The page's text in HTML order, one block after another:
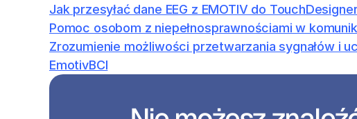
Jak przesyłać dane EEG z EMOTIV do
Pomoc osobom z niepełnosprawnościami w
Zrozumienie możliwości przetwarzania sygnałów i
EmotivBCI